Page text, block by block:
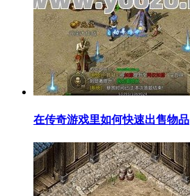
在传奇游戏里如何快速出售物品